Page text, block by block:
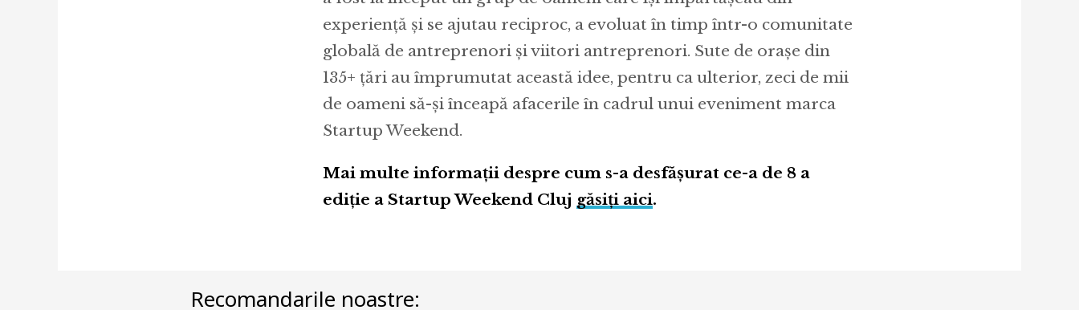
experiență și se ajutau reciproc, a evoluat în timp într-o comunitate
globală de antreprenori și viitori antreprenori. Sute de orașe din
135+ țări au împrumutat această idee, pentru ca ulterior, zeci de mii
de oameni să-și înceapă afacerile în cadrul unui eveniment marca
Startup Weekend.
Mai multe informații despre cum s-a desfășurat ce-a de 8 a
ediție a Startup Weekend Cluj găsiți aici.
Recomandarile noastre: